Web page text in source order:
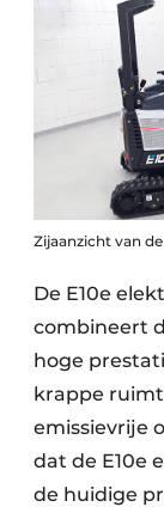
Zijaanzicht van
De E10e
combineert
hoge
krappe
emissievrije
dat de E10e
de huidige